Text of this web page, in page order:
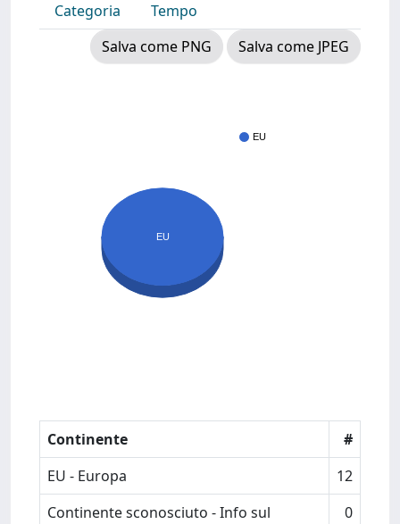
Categoria
Tempo
Salva come PNG
Salva come JPEG
EU
EU
Continente
#
EU - Europa
12
Continente sconosciuto - Info sul
0